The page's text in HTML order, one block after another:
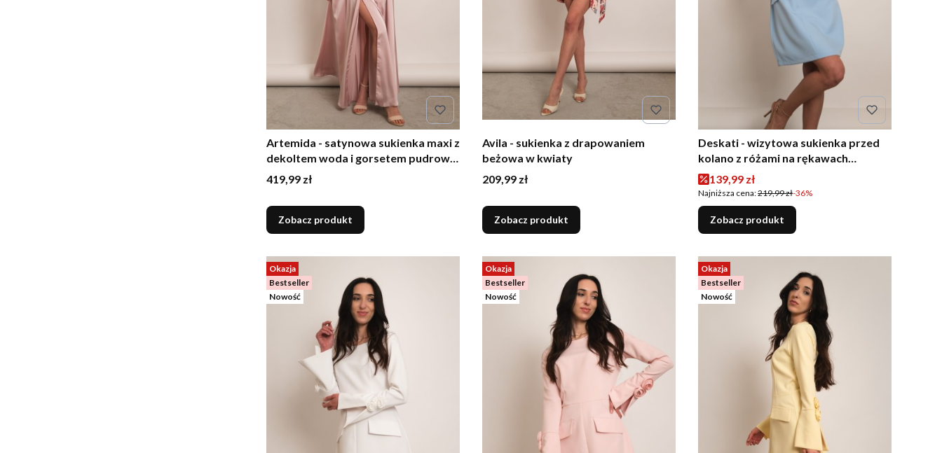
Artemida - satynowa sukienka maxi z
dekoltem woda i gorsetem pudrowy
róż
Cena
419,99 zł
Zobacz produkt
Avila - sukienka z drapowaniem
beżowa w kwiaty
Cena
209,99 zł
Zobacz produkt
Deskati - wizytowa sukienka przed
kolano z różami na rękawach
błękitna
Cena promocyjna
139,99 zł
Najniższa cena:219,99 zł-36%
Zobacz produkt
Okazja
Bestseller
Nowość
Okazja
Bestseller
Nowość
Okazja
Bestseller
Nowość